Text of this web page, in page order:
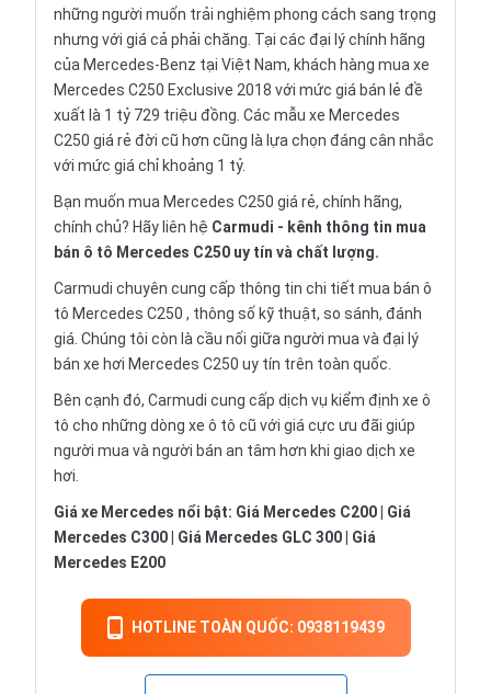
những người muốn trải nghiệm phong cách sang trọng
nhưng với giá cả phải chăng. Tại các đại lý chính hãng
của Mercedes-Benz tại Việt Nam, khách hàng mua xe
Mercedes C250 Exclusive 2018 với mức giá bán lẻ đề
xuất là 1 tỷ 729 triệu đồng. Các mẫu xe Mercedes
C250 giá rẻ đời cũ hơn cũng là lựa chọn đáng cân nhắc
với mức giá chỉ khoảng 1 tỷ.
Bạn muốn mua Mercedes C250 giá rẻ, chính hãng,
chính chủ? Hãy liên hệ Carmudi - kênh thông tin mua
bán ô tô Mercedes C250 uy tín và chất lượng.
Carmudi chuyên cung cấp thông tin chi tiết mua bán ô
tô Mercedes C250 , thông số kỹ thuật, so sánh, đánh
giá. Chúng tôi còn là cầu nối giữa người mua và đại lý
bán xe hơi Mercedes C250 uy tín trên toàn quốc.
Bên cạnh đó, Carmudi cung cấp dịch vụ kiểm định xe ô
tô cho những dòng xe ô tô cũ với giá cực ưu đãi giúp
người mua và người bán an tâm hơn khi giao dịch xe
hơi.
Giá xe Mercedes nổi bật: Giá Mercedes C200
Giá
Mercedes C300
Giá Mercedes GLC 300
Giá
Mercedes E200
HOTLINE TOÀN QUỐC: 0938119439